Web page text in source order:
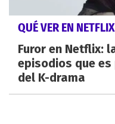
QUÉ VER EN NETFLIX
Furor en Netflix:
episodios que
del K-drama